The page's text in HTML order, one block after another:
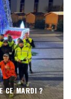
CE MARDI ?